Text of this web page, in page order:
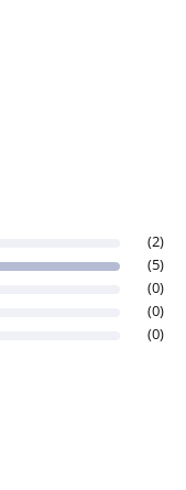
(2)
(5)
(0)
(0)
(0)